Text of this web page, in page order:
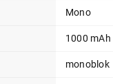
Mono
1000 mAh
monoblok